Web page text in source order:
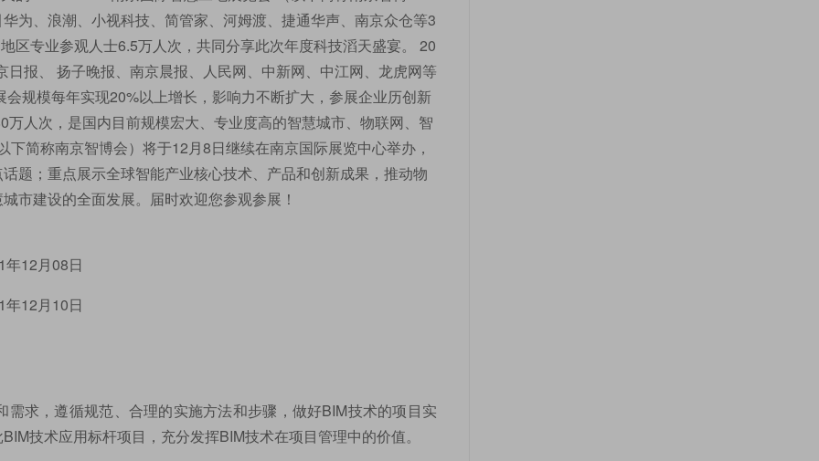
为、浪潮、小视科技、简管家、河姆渡、捷通华声、南京众仓等3
区专业参观人士6.5万人次，共同分享此次年度科技滔天盛宴。 20
报、 扬子晚报、南京晨报、人民网、中新网、中江网、龙虎网等
规模每年实现20%以上增长，影响力不断扩大，参展企业历创新
人次，是国内目前规模宏大、专业度高的智慧城市、物联网、智
简称南京智博会）将于12月8日继续在南京国际展览中心举办，
题；重点展示全球智能产业核心技术、产品和创新成果，推动物
市建设的全面发展。届时欢迎您参观参展！
12月08日
12月10日
求，遵循规范、合理的实施方法和步骤，做好BIM技术的项目实
技术应用标杆项目，充分发挥BIM技术在项目管理中的价值。